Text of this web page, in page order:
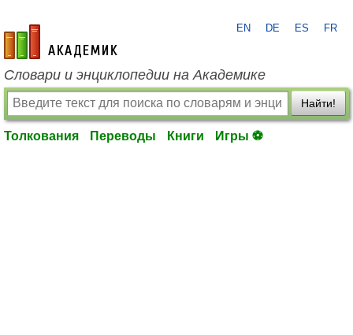
academic.ru
EN DE ES FR
Словари и энциклопедии на Академике
Найти!
Толкования Переводы Книги Игры ⚽